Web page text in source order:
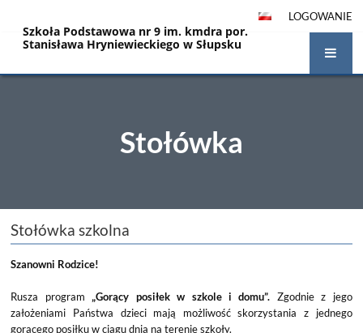
LOGOWANIE
Szkoła Podstawowa nr 9 im. kmdra por.
Stanisława Hryniewieckiego w Słupsku
Stołówka
Stołówka
Stołówka szkolna
Szanowni Rodzice!
Rusza program „Gorący posiłek w szkole i domu”. Zgodnie z jego
założeniami Państwa dzieci mają możliwość skorzystania z jednego
gorącego posiłku w ciągu dnia na terenie szkoły.